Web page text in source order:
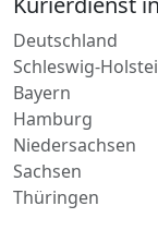
Deutschland
Schleswig-Holstein
Bayern
Hamburg
Niedersachsen
Sachsen
Thüringen
Paketdienst in